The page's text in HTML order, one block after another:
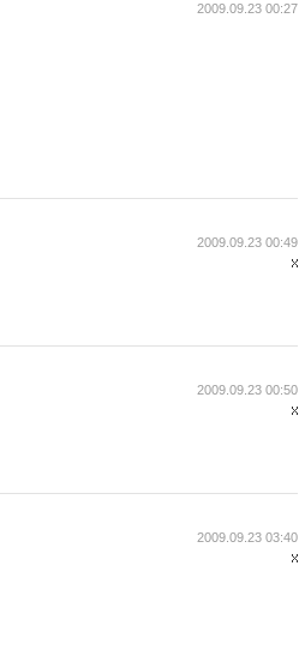
2009.09.23 00:27
2009.09.23 00:49
2009.09.23 00:50
2009.09.23 03:40